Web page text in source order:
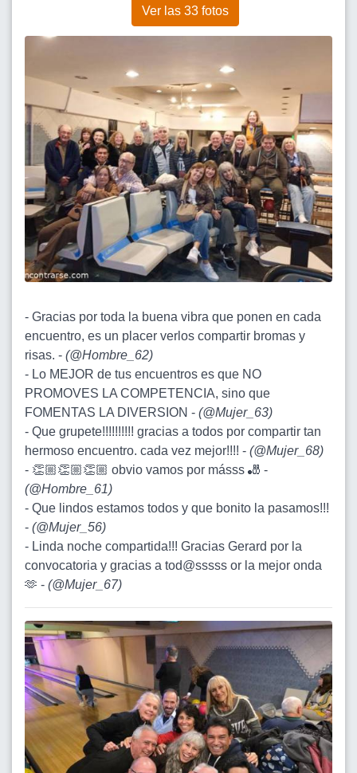
Ver las 33 fotos
- Gracias por toda la buena vibra que ponen en cada
encuentro, es un placer verlos compartir bromas y
risas. - (@Hombre_62)
- Lo MEJOR de tus encuentros es que NO
PROMOVES LA COMPETENCIA, sino que
FOMENTAS LA DIVERSION - (@Mujer_63)
- Que grupete!!!!!!!!!! gracias a todos por compartir tan
hermoso encuentro. cada vez mejor!!!! - (@Mujer_68)
- 👏🏼👏🏼👏🏼 obvio vamos por másss 🎳 -
(@Hombre_61)
- Que lindos estamos todos y que bonito la pasamos!!!
- (@Mujer_56)
- Linda noche compartida!!! Gracias Gerard por la
convocatoria y gracias a tod@sssss or la mejor onda
🫶 - (@Mujer_67)